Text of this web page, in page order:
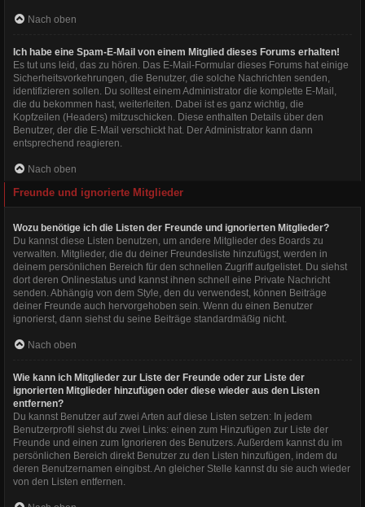
Nach oben
Ich habe eine Spam-E-Mail von einem Mitglied dieses Forums erhalten!
Es tut uns leid, das zu hören. Das E-Mail-Formular dieses Forums hat einige
Sicherheitsvorkehrungen, die Benutzer, die solche Nachrichten senden,
identifizieren sollen. Du solltest einem Administrator die komplette E-Mail,
die du bekommen hast, weiterleiten. Dabei ist es ganz wichtig, die
Kopfzeilen (Headers) mitzuschicken. Diese enthalten Details über den
Benutzer, der die E-Mail verschickt hat. Der Administrator kann dann
entsprechend reagieren.
Nach oben
Freunde und ignorierte Mitglieder
Wozu benötige ich die Listen der Freunde und ignorierten Mitglieder?
Du kannst diese Listen benutzen, um andere Mitglieder des Boards zu
verwalten. Mitglieder, die du deiner Freundesliste hinzufügst, werden in
deinem persönlichen Bereich für den schnellen Zugriff aufgelistet. Du siehst
dort deren Onlinestatus und kannst ihnen schnell eine Private Nachricht
senden. Abhängig von dem Style, den du verwendest, können Beiträge
deiner Freunde auch hervorgehoben sein. Wenn du einen Benutzer
ignorierst, dann siehst du seine Beiträge standardmäßig nicht.
Nach oben
Wie kann ich Mitglieder zur Liste der Freunde oder zur Liste der
ignorierten Mitglieder hinzufügen oder diese wieder aus den Listen
entfernen?
Du kannst Benutzer auf zwei Arten auf diese Listen setzen: In jedem
Benutzerprofil siehst du zwei Links: einen zum Hinzufügen zur Liste der
Freunde und einen zum Ignorieren des Benutzers. Außerdem kannst du im
persönlichen Bereich direkt Benutzer zu den Listen hinzufügen, indem du
deren Benutzernamen eingibst. An gleicher Stelle kannst du sie auch wieder
von den Listen entfernen.